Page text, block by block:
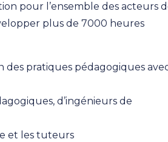
pour l’ensemble des acteurs
plus de 7000 heures
des pratiques pédagogiques
d’ingénieurs de
et les tuteurs